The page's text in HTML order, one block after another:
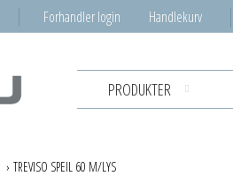
Forhandler login Handlekurv
PRODUKTER
TREVISO SPEIL 60 M/LYS